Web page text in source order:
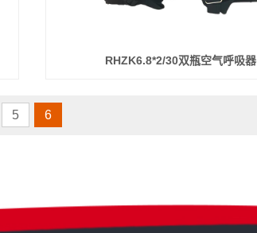
RHZK6.8*2/30双瓶空气呼吸器
5 6